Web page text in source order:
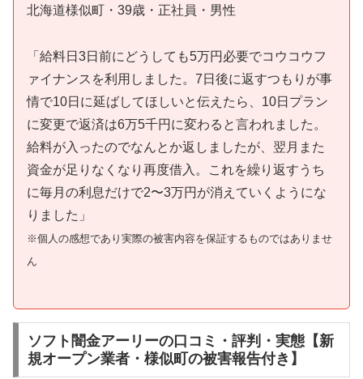
北海道様似町・39歳・正社員・男性
「給料日3日前にどうしても5万円必要でコウコウフ
ァイナンスを利用しました。7日後に返すつもりが事
情で10日に延ばしてほしいと伝えたら、10日プラン
に変更で返済は6万5千円に変わると言われました。
給料が入ったのでなんとか返しましたが、翌月また
資金が足りなくなり再度借入。これを繰り返すうち
に毎月の利息だけで2〜3万円が消えていくようにな
りました」
※個人の感想であり実際の被害内容を保証するものではありませ
ん
ソフト闇金アーリーの口コミ・評判・実態【新
規オープン業者・様似町の被害報告付き】